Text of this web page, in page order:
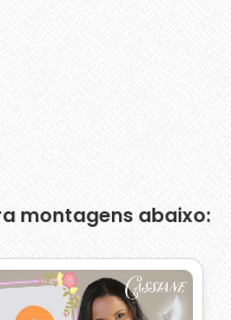
montagens abaixo: